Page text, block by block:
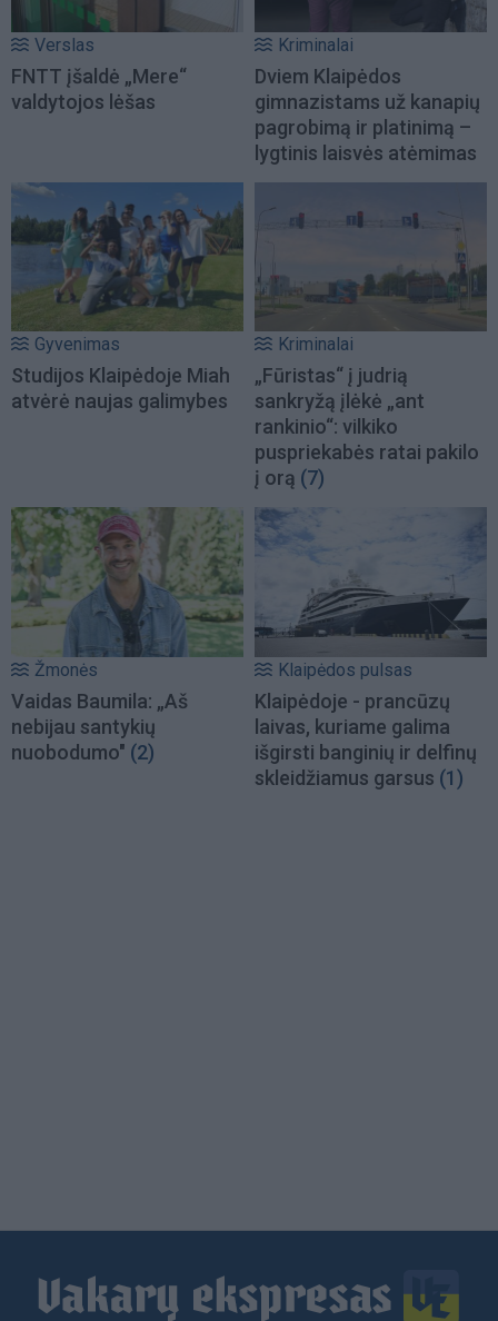
Verslas
FNTT įšaldė „Mere“
valdytojos lėšas
Kriminalai
Dviem Klaipėdos
gimnazistams už kanapių
pagrobimą ir platinimą –
lygtinis laisvės atėmimas
Gyvenimas
Studijos Klaipėdoje Miah
atvėrė naujas galimybes
Kriminalai
„Fūristas“ į judrią
sankryžą įlėkė „ant
rankinio“: vilkiko
puspriekabės ratai pakilo
į orą (7)
Žmonės
Vaidas Baumila: „Aš
nebijau santykių
nuobodumo" (2)
Klaipėdos pulsas
Klaipėdoje - prancūzų
laivas, kuriame galima
išgirsti banginių ir delfinų
skleidžiamus garsus (1)